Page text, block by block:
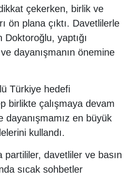
çekerken, birlik ve
ön plana çıktı. Davetlilerle
Doktoroğlu, yaptığı
dayanışmanın önemine
Türkiye hedefi
birlikte çalışmaya devam
dayanışmamız en büyük
kullandı.
partililer, davetliler ve basın
sıcak sohbetler